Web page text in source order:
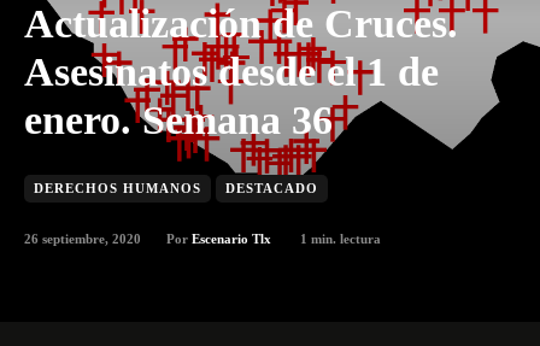
Actualización de Cruces.
Asesinatos desde el 1 de
enero. Semana 36
DERECHOS HUMANOS DESTACADO
26 septiembre, 2020 Por Escenario Tlx 1 min. lectura